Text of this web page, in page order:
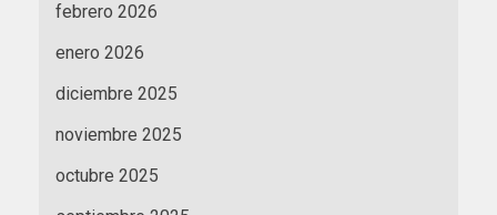
febrero 2026
enero 2026
diciembre 2025
noviembre 2025
octubre 2025